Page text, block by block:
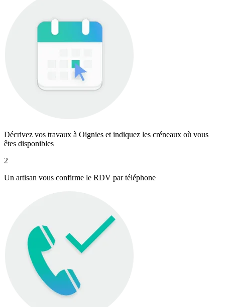
Décrivez vos travaux à Oignies et indiquez les créneaux où vous
êtes disponibles
2
Un artisan vous confirme le RDV par téléphone